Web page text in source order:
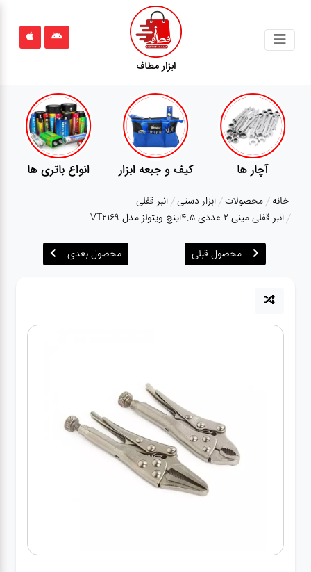
ابزار مطاف
محصولات
قوانین
سایت
درباره
کارواش
پمپ تجهیزات کمپ گجت
خانه محصولات ابزار دستی انبر قفلی
انبر قفلی مینی 2 عددی 4.5اینچ ویتولز مدل VT2169
محصول قبلی محصول بعدی